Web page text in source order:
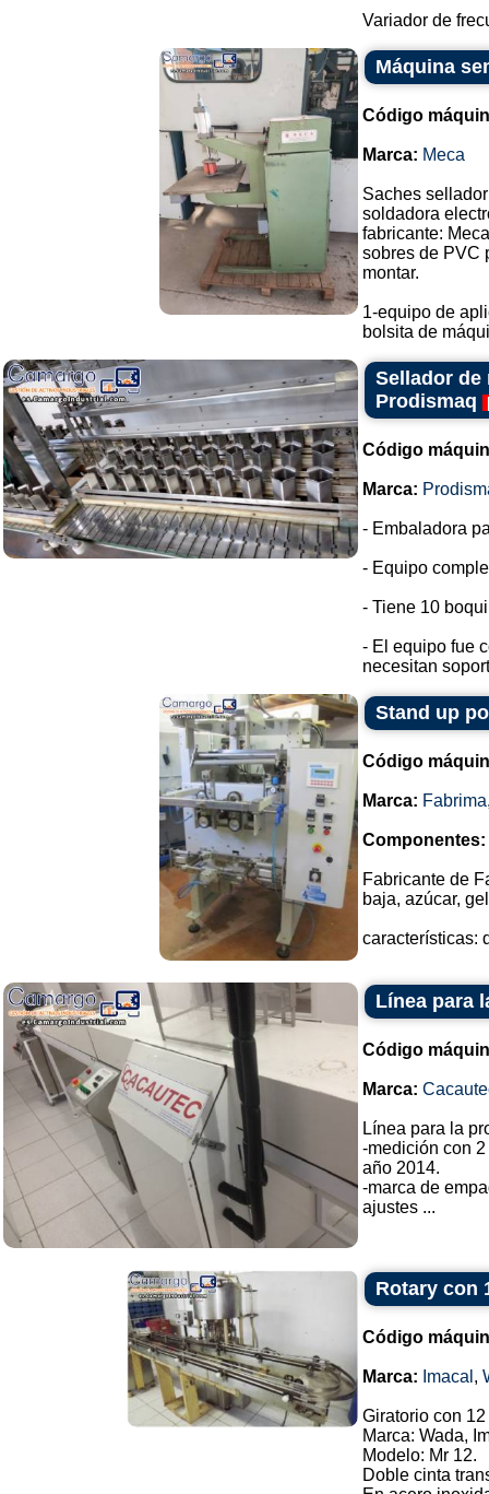
Variador de
Máquina
Código
Marca: Meca
Saches sellador
soldadora
fabricante:
sobres de PVC
montar.
1-equipo de
bolsita de
Sellador de
Prodismaq
Código
Marca:
- Embaladora
- Equipo
- Tiene 10
- El equipo fue
necesitan
Stand up
Código
Marca: Fabrima
Componentes:
Fabricante de
baja, azúcar,
características:
Línea para
Código
Marca:
Línea para la
-medición con
año 2014.
-marca de
ajustes ...
Rotary con
Código
Marca: Imacal ,
Giratorio con
Marca: Wada,
Modelo: Mr 12.
Doble cinta